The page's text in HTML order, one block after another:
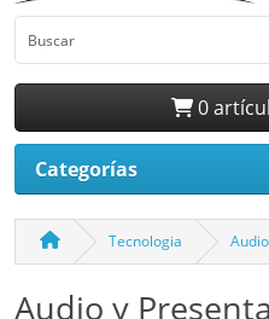
0
Categorías
Tecnologia
Audio y